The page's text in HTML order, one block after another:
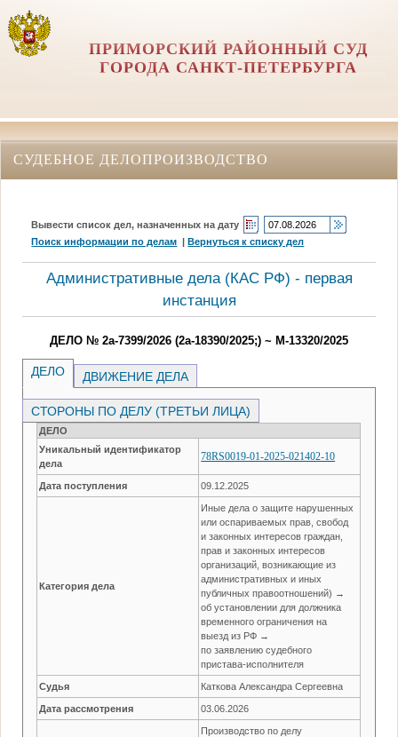
ПРИМОРСКИЙ РАЙОННЫЙ СУД
ГОРОДА САНКТ-ПЕТЕРБУРГА
СУДЕБНОЕ ДЕЛОПРОИЗВОДСТВО
Вывести список дел, назначенных на дату
Поиск информации по делам |Вернуться к списку дел
Административные дела (КАC РФ) - первая
инстанция
ДЕЛО № 2а-7399/2026 (2а-18390/2025;) ~ М-13320/2025
ДЕЛО ДВИЖЕНИЕ ДЕЛА
СТОРОНЫ ПО ДЕЛУ (ТРЕТЬИ ЛИЦА)
ДЕЛО
Уникальный идентификатор
дела
78RS0019-01-2025-021402-10
Дата поступления 09.12.2025
Категория дела
Иные дела о защите нарушенных
или оспариваемых прав, свобод
и законных интересов граждан,
прав и законных интересов
организаций, возникающие из
административных и иных
публичных правоотношений) →
об установлении для должника
временного ограничения на
выезд из РФ →
по заявлению судебного
пристава-исполнителя
Судья Каткова Александра Сергеевна
Дата рассмотрения 03.06.2026
Производство по делу